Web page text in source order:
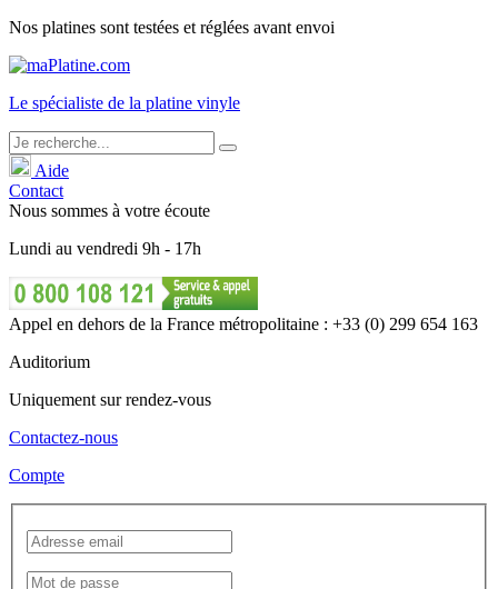
Nos platines sont testées et réglées avant envoi
Le spécialiste de la platine vinyle
Aide
Contact
Nous sommes à votre écoute
Lundi au vendredi 9h - 17h
Appel en dehors de la France métropolitaine : +33 (0) 299 654 163
Auditorium
Uniquement sur rendez-vous
Contactez-nous
Compte